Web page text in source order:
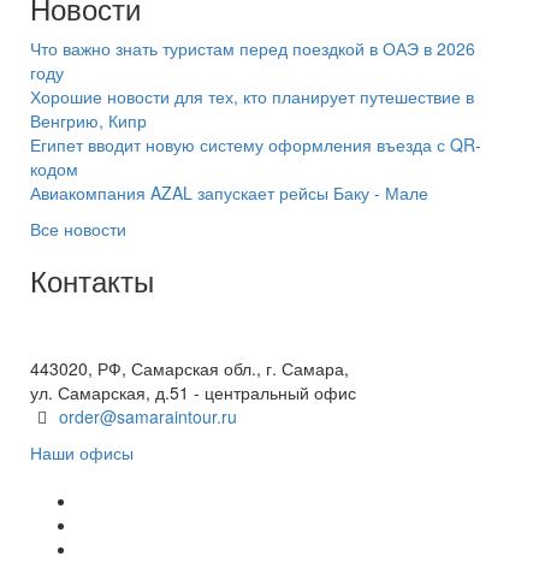
Что важно знать туристам перед поездкой в ОАЭ в 2026
году
Хорошие новости для тех, кто планирует путешествие в
Венгрию, Кипр
Египет вводит новую систему оформления въезда с QR-
кодом
Авиакомпания AZAL запускает рейсы Баку - Мале
Все новости
Контакты
443020, РФ, Самарская обл., г. Самара,
ул. Самарская, д.51 - центральный офис
order@samaraintour.ru
Наши офисы